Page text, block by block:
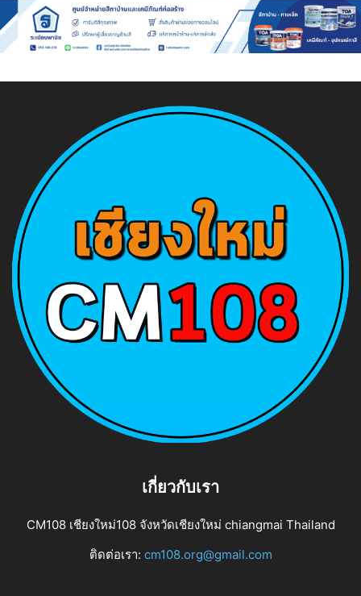
เกี่ยวกับเรา
CM108 เชียงใหม่108 จังหวัดเชียงใหม่ chiangmai Thailand
ติดต่อเรา: cm108.org@gmail.com